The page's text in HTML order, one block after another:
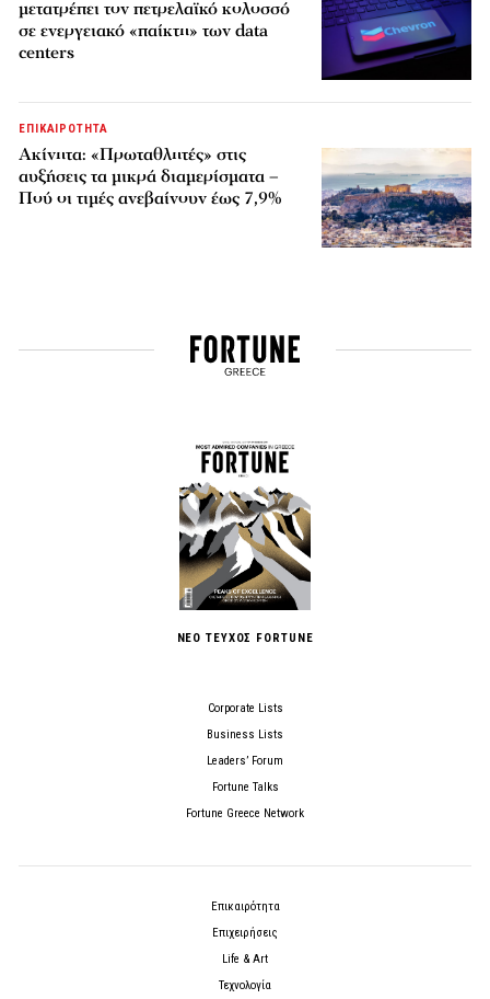
μετατρέπει τον πετρελαϊκό κολοσσό
σε ενεργειακό «παίκτη» των data
centers
ΕΠΙΚΑΙΡΟΤΗΤΑ
Ακίνητα: «Πρωταθλητές» στις
αυξήσεις τα μικρά διαμερίσματα –
Πού οι τιμές ανεβαίνουν έως 7,9%
ΝΕΟ ΤΕΥΧΟΣ FORTUNE
Corporate Lists
Business Lists
Leaders’ Forum
Fortune Talks
Fortune Greece Network
Επικαιρότητα
Επιχειρήσεις
Life & Art
Τεχνολογία